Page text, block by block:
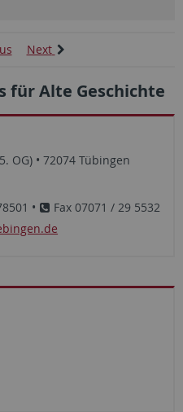
Next
für Alte Geschichte
OG) • 72074 Tübingen
•
Fax 07071 / 29 5532